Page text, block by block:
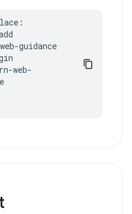
guidance
web-